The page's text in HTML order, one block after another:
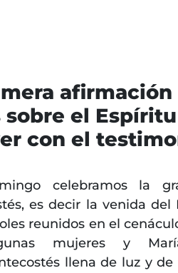
afirmación
sobre el
con el
celebramos la
es decir la venida del
reunidos en el
mujeres y
llena de luz y